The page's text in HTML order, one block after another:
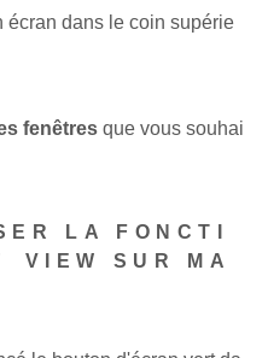
écran dans le coin supérie
fenêtres que vous souhai
LA FONCTI
VIEW SUR MA